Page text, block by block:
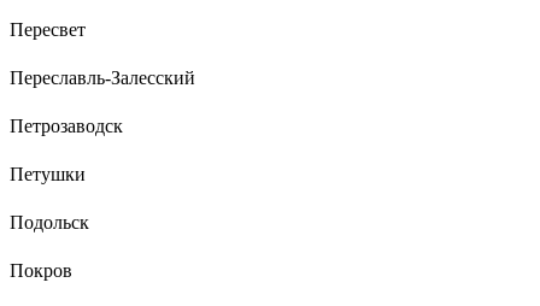
Пересвет
Переславль-Залесский
Петрозаводск
Петушки
Подольск
Покров